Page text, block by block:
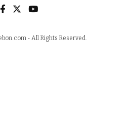
- All Rights Reserved.